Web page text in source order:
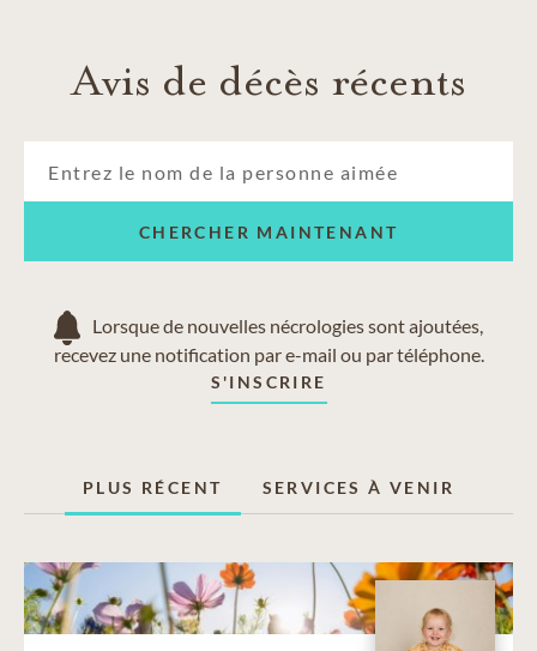
Avis de décès récents
CHERCHER MAINTENANT
Lorsque de nouvelles nécrologies sont ajoutées,
recevez une notification par e-mail ou par téléphone.
S'INSCRIRE
PLUS RÉCENT SERVICES À VENIR